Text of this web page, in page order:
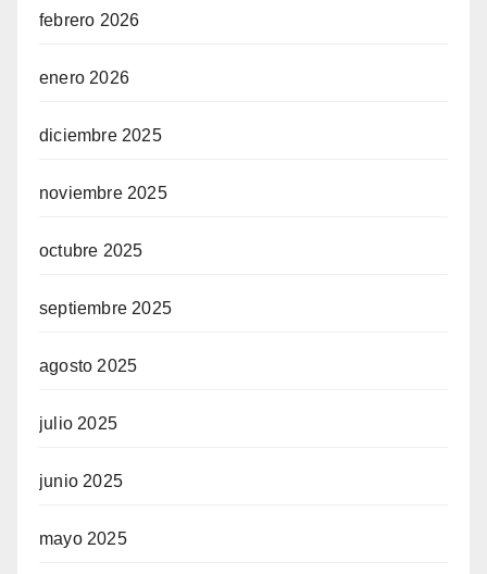
febrero 2026
enero 2026
diciembre 2025
noviembre 2025
octubre 2025
septiembre 2025
agosto 2025
julio 2025
junio 2025
mayo 2025